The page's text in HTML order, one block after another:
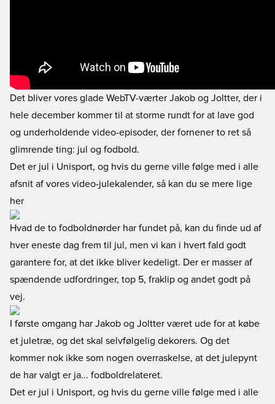
Det bliver vores glade WebTV-værter Jakob og Joltter, der i
hele december kommer til at storme rundt for at lave god
og underholdende video-episoder, der fornener to ret så
glimrende ting: jul og fodbold.
Det er jul i Unisport, og hvis du gerne ville følge med i alle
afsnit af vores video-julekalender, så kan du se mere lige
her
Hvad de to fodboldnørder har fundet på, kan du finde ud af
hver eneste dag frem til jul, men vi kan i hvert fald godt
garantere for, at det ikke bliver kedeligt. Der er masser af
spændende udfordringer, top 5, fraklip og andet godt på
vej.
I første omgang har Jakob og Joltter været ude for at købe
et juletræ, og det skal selvfølgelig dekorers. Og det
kommer nok ikke som nogen overraskelse, at det julepynt
de har valgt er ja... fodboldrelateret.
Det er jul i Unisport, og hvis du gerne ville følge med i alle